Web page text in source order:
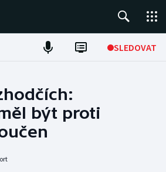
SLEDOVAT
být proti